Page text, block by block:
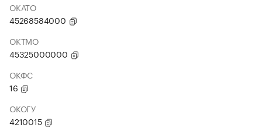
ОКАТО
45268584000
ОКТМО
45325000000
ОКФС
16
ОКОГУ
4210015